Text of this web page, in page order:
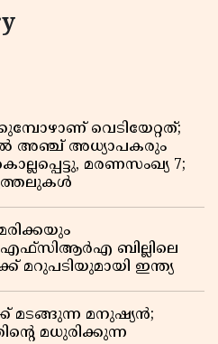
വെടിയേറ്റത്;
അഞ്ച് അധ്യാപകരും
മരണസംഖ്യ 7;
എഫ്സിആർഎ ബില്ലിലെ
ഇന്ത്യ
മടങ്ങുന്ന മനുഷ്യൻ;
മധുരിക്കുന്ന